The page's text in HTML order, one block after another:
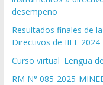
desempeño
Resultados finales de
Directivos de IIEE 2024
Curso virtual 'Lengua
RM N° 085-2025-